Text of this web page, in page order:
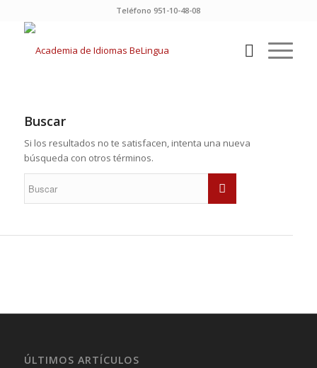
Teléfono 951-10-48-08
Buscar
Si los resultados no te satisfacen, intenta una nueva
búsqueda con otros términos.
ÚLTIMOS ARTÍCULOS